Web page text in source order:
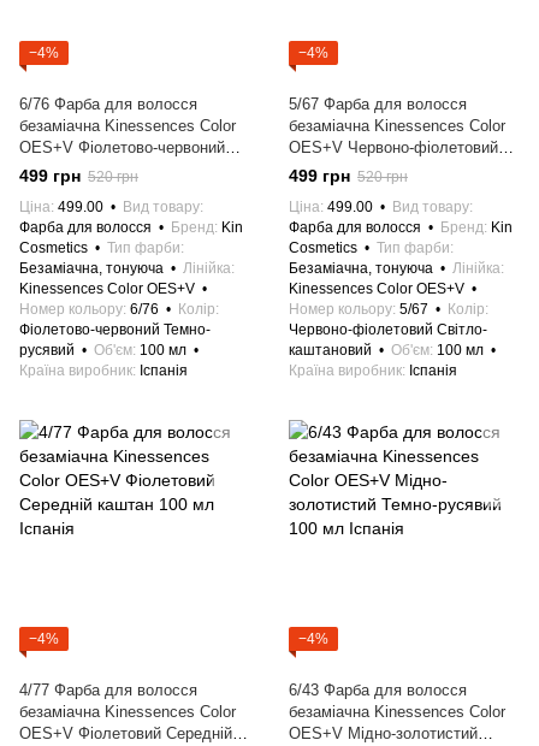
−4%
6/76 Фарба для волосся
безаміачна Kinessences Color
OES+V Фіолетово-червоний
Темно-русявий 100 мл Іспанія
499 грн 520 грн
Ціна 499.00
Вид товару
Фарба для волосся
Бренд Kin
Cosmetics
Тип фарби
Безаміачна, тонуюча
Лінійка
Kinessences Color OES+V
Номер кольору 6/76
Колір
Фіолетово-червоний Темно-
русявий
Об'єм 100 мл
Країна виробник
Іспанія
−4%
5/67 Фарба для волосся
безаміачна Kinessences Color
OES+V Червоно-фіолетовий
Світло-каштановий 100 мл
Іспанія
499 грн 520 грн
Ціна 499.00
Вид товару
Фарба для волосся
Бренд Kin
Cosmetics
Тип фарби
Безаміачна, тонуюча
Лінійка
Kinessences Color OES+V
Номер кольору 5/67
Колір
Червоно-фіолетовий Світло-
каштановий
Об'єм 100 мл
Країна виробник
Іспанія
−4%
4/77 Фарба для волосся
безаміачна Kinessences Color
OES+V Фіолетовий Середній
−4%
6/43 Фарба для волосся
безаміачна Kinessences Color
OES+V Мідно-золотистий